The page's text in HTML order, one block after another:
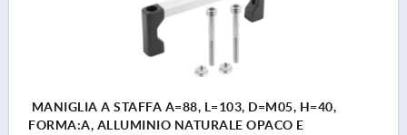
MANIGLIA A STAFFA A=88, L=103, D=M05, H=40,
FORMA:A, ALLUMINIO NATURALE OPACO E